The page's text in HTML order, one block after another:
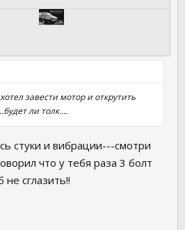
завести мотор и открутить
ли толк....
стуки и вибрации---смотри
что у тебя раза 3 болт
не сглазить!!